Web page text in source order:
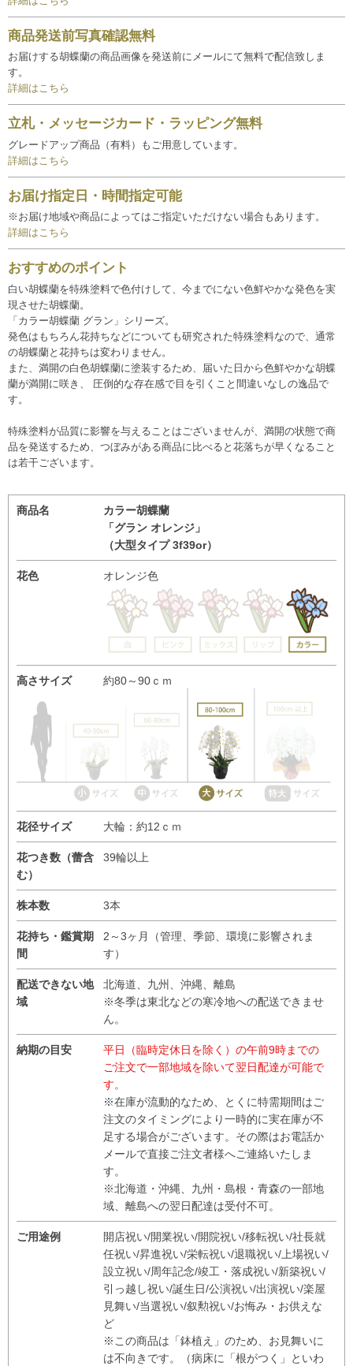
商品発送前写真確認無料
お届けする胡蝶蘭の商品画像を発送前にメールにて無料で配信致しま
す。
詳細はこちら
立札・メッセージカード・ラッピング無料
グレードアップ商品（有料）もご用意しています。
詳細はこちら
お届け指定日・時間指定可能
※お届け地域や商品によってはご指定いただけない場合もあります。
詳細はこちら
おすすめのポイント
白い胡蝶蘭を特殊塗料で色付けして、今までにない色鮮やかな発色を実
現させた胡蝶蘭。
「カラー胡蝶蘭 グラン」シリーズ。
発色はもちろん花持ちなどについても研究された特殊塗料なので、通常
の胡蝶蘭と花持ちは変わりません。
また、満開の白色胡蝶蘭に塗装するため、届いた日から色鮮やかな胡蝶
蘭が満開に咲き、 圧倒的な存在感で目を引くこと間違いなしの逸品で
す。
特殊塗料が品質に影響を与えることはございませんが、満開の状態で商
品を発送するため、つぼみがある商品に比べると花落ちが早くなること
は若干ございます。
商品名
カラー胡蝶蘭
「グラン オレンジ」
（大型タイプ 3f39or）
花色 オレンジ色
高さサイズ 約80～90ｃｍ
花径サイズ 大輪：約12ｃｍ
花つき数（蕾含
む）
39輪以上
株本数 3本
花持ち・鑑賞期
間
2～3ヶ月（管理、季節、環境に影響されま
す）
配送できない地
域
北海道、九州、沖縄、離島
※冬季は東北などの寒冷地への配送できませ
ん。
納期の目安
平日（臨時定休日を除く）の午前9時までの
ご注文で一部地域を除いて翌日配達が可能で
す。
※在庫が流動的なため、とくに特需期間はご
注文のタイミングにより一時的に実在庫が不
足する場合がございます。その際はお電話か
メールで直接ご注文者様へご連絡いたしま
す。
※北海道・沖縄、九州・島根・青森の一部地
域、離島への翌日配達は受付不可。
ご用途例
開店祝い/開業祝い/開院祝い/移転祝い/社長就
任祝い/昇進祝い/栄転祝い/退職祝い/上場祝い/
設立祝い/周年記念/竣工・落成祝い/新築祝い/
引っ越し祝い/誕生日/公演祝い/出演祝い/楽屋
見舞い/当選祝い/叙勲祝い/お悔み・お供えな
ど
※この商品は「鉢植え」のため、お見舞いに
は不向きです。（病床に「根がつく」といわ